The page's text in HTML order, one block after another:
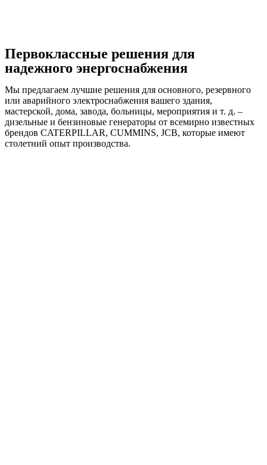
Первоклассные решения для
надежного энергоснабжения
Мы предлагаем лучшие решения для основного, резервного
или аварийного электроснабжения вашего здания,
мастерской, дома, завода, больницы, мероприятия и т. д. –
дизельные и бензиновые генераторы от всемирно известных
брендов CATERPILLAR, CUMMINS, JCB, которые имеют
столетний опыт производства.